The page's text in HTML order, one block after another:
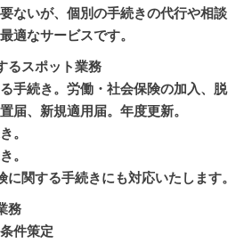
ないが、個別の手続きの代行や相談
適なサービスです。
るスポット業務
手続き。労働・社会保険の加入、脱
届、新規適用届。年度更新。
。
。
関する手続きにも対応いたします。
務
件策定